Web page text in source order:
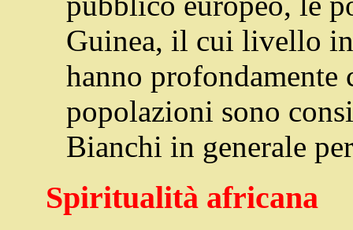
Guinea, il cui livello
hanno profondamente
popolazioni sono
Bianchi in generale
Spiritualità africana